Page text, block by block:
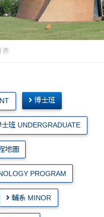
表
博士班
士班 UNDERGRADUATE
地圖
PROGRAM
輔系 MINOR